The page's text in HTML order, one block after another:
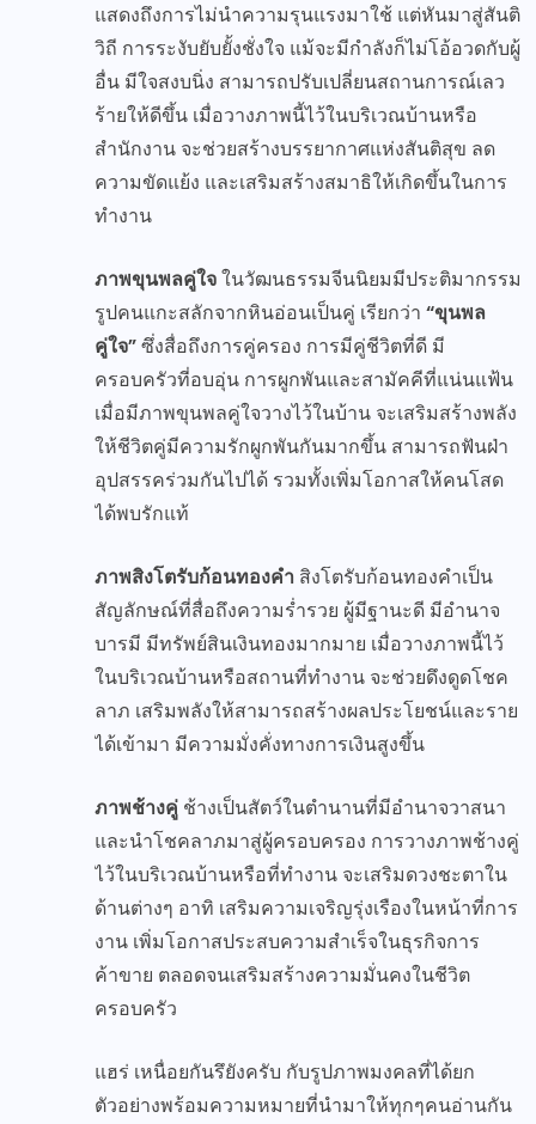
แสดงถึงการไม่นำความรุนแรงมาใช้ แต่หันมาสู่สันติ
วิถี การระงับยับยั้งชั่งใจ แม้จะมีกำลังก็ไม่โอ้อวดกับผู้
อื่น มีใจสงบนิ่ง สามารถปรับเปลี่ยนสถานการณ์เลว
ร้ายให้ดีขึ้น เมื่อวางภาพนี้ไว้ในบริเวณบ้านหรือ
สำนักงาน จะช่วยสร้างบรรยากาศแห่งสันติสุข ลด
ความขัดแย้ง และเสริมสร้างสมาธิให้เกิดขึ้นในการ
ทำงาน
ภาพขุนพลคู่ใจในวัฒนธรรมจีนนิยมมีประติมากรรม
รูปคนแกะสลักจากหินอ่อนเป็นคู่ เรียกว่า “ขุนพล
คู่ใจ”ซึ่งสื่อถึงการคู่ครอง การมีคู่ชีวิตที่ดี มี
ครอบครัวที่อบอุ่น การผูกพันและสามัคคีที่แน่นแฟ้น
เมื่อมีภาพขุนพลคู่ใจวางไว้ในบ้าน จะเสริมสร้างพลัง
ให้ชีวิตคู่มีความรักผูกพันกันมากขึ้น สามารถฟันฝ่า
อุปสรรคร่วมกันไปได้ รวมทั้งเพิ่มโอกาสให้คนโสด
ได้พบรักแท้
ภาพสิงโตรับก้อนทองคำ สิงโตรับก้อนทองคำเป็น
สัญลักษณ์ที่สื่อถึงความร่ำรวย ผู้มีฐานะดี มีอำนาจ
บารมี มีทรัพย์สินเงินทองมากมาย เมื่อวางภาพนี้ไว้
ในบริเวณบ้านหรือสถานที่ทำงาน จะช่วยดึงดูดโชค
ลาภ เสริมพลังให้สามารถสร้างผลประโยชน์และราย
ได้เข้ามา มีความมั่งคั่งทางการเงินสูงขึ้น
ภาพช้างคู่ ช้างเป็นสัตว์ในตำนานที่มีอำนาจวาสนา
และนำโชคลาภมาสู่ผู้ครอบครอง การวางภาพช้างคู่
ไว้ในบริเวณบ้านหรือที่ทำงาน จะเสริมดวงชะตาใน
ด้านต่างๆ อาทิ เสริมความเจริญรุ่งเรืองในหน้าที่การ
งาน เพิ่มโอกาสประสบความสำเร็จในธุรกิจการ
ค้าขาย ตลอดจนเสริมสร้างความมั่นคงในชีวิต
ครอบครัว
แฮร่ เหนื่อยกันรึยังครับ กับรูปภาพมงคลที่ได้ยก
ตัวอย่างพร้อมความหมายที่นำมาให้ทุกๆคนอ่านกัน